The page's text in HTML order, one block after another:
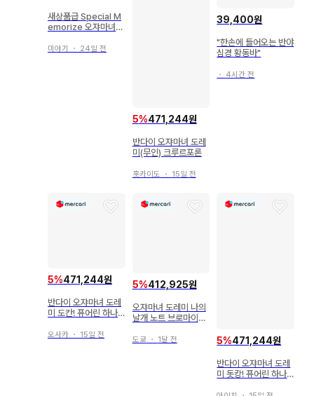
새상품급 Special M
emorize 오쟈마녀
미야기 ・ 24일 전
5%471,244원
반다이 오쟈마녀 도레
미(무인) 크루르포론
홋카이도 ・ 15일 전
39,400원
"한손에 들어오는 반야
심경 황동바"
・ 4시간 전
5%471,244원
반다이 오쟈마녀 도레
미 도칸! 퓨어린 하나
오사카 ・ 15일 전
5%412,925원
오쟈마녀 도레미 나의
날개 노트 브로마이드
도쿄 ・ 1달 전 5%471,244원
반다이 오쟈마녀 도레
미 돗캉! 퓨어린 하나